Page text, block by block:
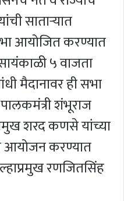
साताऱ्यात
आयोजित करण्यात
५ वाजता
मैदानावर ही सभा
शंभूराज
शरद कणसे यांच्या
आयोजन करण्यात
रणजितसिंह